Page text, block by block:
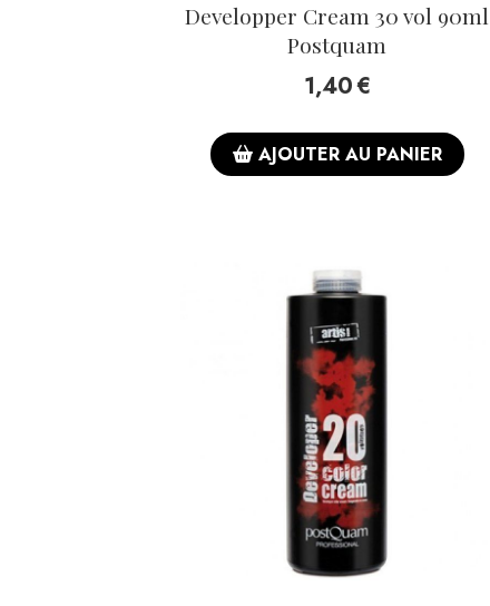
Developper Cream 30 vol 90ml
Postquam
1,40€
AJOUTER AU PANIER